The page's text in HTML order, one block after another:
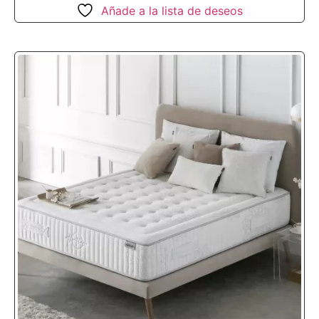
Independencia de movimientos:
Complementa tu
descanso con nuestra
almohada viscoelástica
con Aloe Vera
Para un descanso completo, la elección de
una buena almohada es igual de importante
que un colchón. Nuestra almohada
viscoelástica con aloe
vera es un bestseller
en Amazon, gracias a sus múltiples
beneficios:
Añade a la lista de deseos